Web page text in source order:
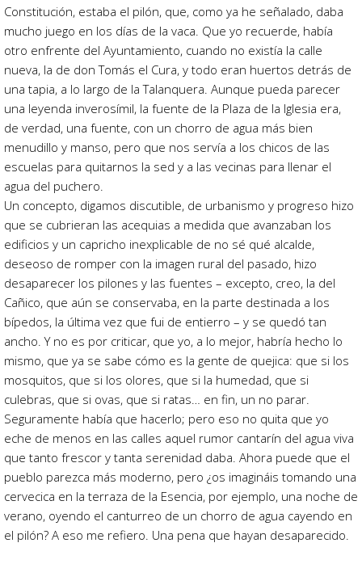
Constitución, estaba el pilón, que, como ya he señalado, daba
mucho juego en los días de la vaca. Que yo recuerde, había
otro enfrente del Ayuntamiento, cuando no existía la calle
nueva, la de don Tomás el Cura, y todo eran huertos detrás de
una tapia, a lo largo de la Talanquera. Aunque pueda parecer
una leyenda inverosímil, la fuente de la Plaza de la Iglesia era,
de verdad, una fuente, con un chorro de agua más bien
menudillo y manso, pero que nos servía a los chicos de las
escuelas para quitarnos la sed y a las vecinas para llenar el
agua del puchero.
Un concepto, digamos discutible, de urbanismo y progreso hizo
que se cubrieran las acequias a medida que avanzaban los
edificios y un capricho inexplicable de no sé qué alcalde,
deseoso de romper con la imagen rural del pasado, hizo
desaparecer los pilones y las fuentes – excepto, creo, la del
Cañico, que aún se conservaba, en la parte destinada a los
bípedos, la última vez que fui de entierro – y se quedó tan
ancho. Y no es por criticar, que yo, a lo mejor, habría hecho lo
mismo, que ya se sabe cómo es la gente de quejica: que si los
mosquitos, que si los olores, que si la humedad, que si
culebras, que si ovas, que si ratas… en fin, un no parar.
Seguramente había que hacerlo; pero eso no quita que yo
eche de menos en las calles aquel rumor cantarín del agua viva
que tanto frescor y tanta serenidad daba. Ahora puede que el
pueblo parezca más moderno, pero ¿os imagináis tomando una
cervecica en la terraza de la Esencia, por ejemplo, una noche de
verano, oyendo el canturreo de un chorro de agua cayendo en
el pilón? A eso me refiero. Una pena que hayan desaparecido.